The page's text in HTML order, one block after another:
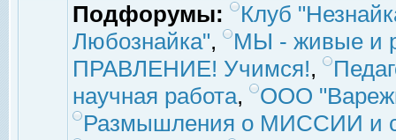
Подфорумы:
Клуб
Любознайка",
МЫ - живые и
ПРАВЛЕНИЕ! Учимся!,
научная работа,
ООО
Размышления о МИССИИ и